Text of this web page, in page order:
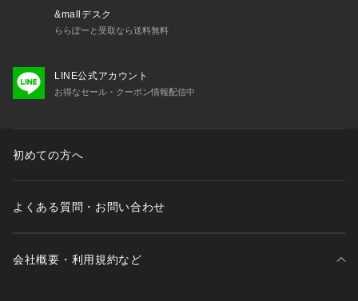
シンプル スタイリッシュ ulハイキング エルブレス lp_shoes_
240513 rss_2503_shoes_lb rain_shs
&mallデスク
ららぽーと受取なら送料無料
LINE公式アカウント
お得なセール・クーポン情報配信中
初めての方へ
よくある質問・お問い合わせ
会社概要・利用規約など